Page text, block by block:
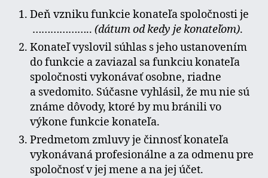
Deň vzniku funkcie konateľa spoločnosti je
……………….. (dátum od kedy je konateľom).
Konateľ vyslovil súhlas s jeho ustanovením
do funkcie a zaviazal sa funkciu konateľa
spoločnosti vykonávať osobne, riadne
a svedomito. Súčasne vyhlásil, že mu nie sú
známe dôvody, ktoré by mu bránili vo
výkone funkcie konateľa.
Predmetom zmluvy je činnosť konateľa
vykonávaná profesionálne a za odmenu pre
spoločnosť v jej mene a na jej účet.